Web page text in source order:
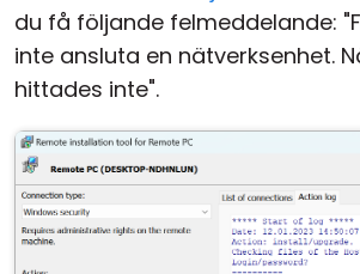
du få följande felmeddelande:
inte ansluta en nätverksenhet.
hittades inte".